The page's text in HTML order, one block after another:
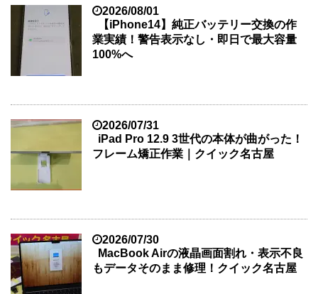
2026/08/01
【iPhone14】純正バッテリー交換の作
業実績！警告表示なし・即日で最大容量
100%へ
2026/07/31
iPad Pro 12.9 3世代の本体が曲がった！
フレーム矯正作業｜クイック名古屋
2026/07/30
MacBook Airの液晶画面割れ・表示不良
もデータそのまま修理！クイック名古屋